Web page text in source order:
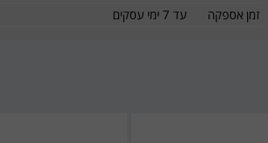
זמן אספקה
עד 7 ימי עסקים